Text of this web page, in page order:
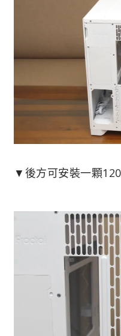
▼後方可安裝一顆